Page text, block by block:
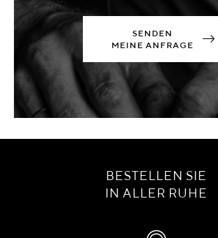
SENDEN
MEINE ANFRAGE
BESTELLEN SIE
IN ALLER RUHE